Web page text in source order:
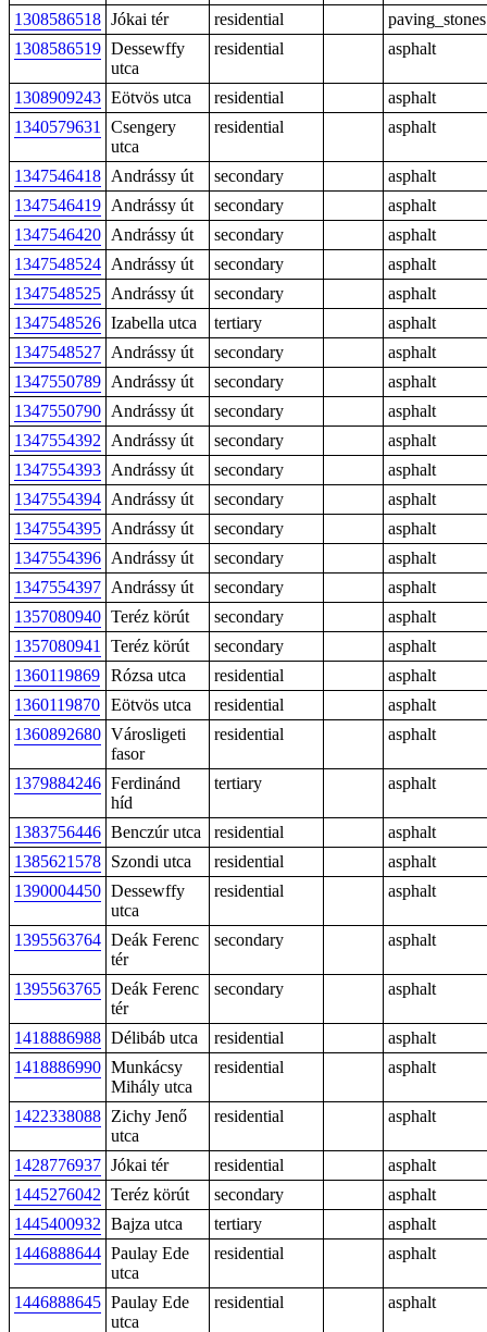
1308586518 Jókai tér residential
paving_stones
1308586519 Dessewffy
utca
residential asphalt
1308909243 Eötvös utca residential
asphalt
1340579631
Csengery
utca
residential asphalt
1347546418 Andrássy út secondary
asphalt
1347546419 Andrássy út secondary
asphalt
1347546420 Andrássy út secondary
asphalt
1347548524 Andrássy út secondary
asphalt
1347548525 Andrássy út secondary
asphalt
1347548526 Izabella utca tertiary
asphalt
1347548527 Andrássy út secondary
asphalt
1347550789 Andrássy út secondary
asphalt
1347550790 Andrássy út secondary
asphalt
1347554392
Andrássy út secondary
asphalt
1347554393 Andrássy út secondary
asphalt
1347554394 Andrássy út secondary
asphalt
1347554395 Andrássy út secondary
asphalt
1347554396 Andrássy út secondary
asphalt
1347554397 Andrássy út secondary
asphalt
1357080940 Teréz körút secondary
asphalt
1357080941
Teréz körút secondary
asphalt
1360119869 Rózsa utca residential
asphalt
1360119870 Eötvös utca residential
asphalt
1360892680 Városligeti
fasor
residential asphalt
1379884246 Ferdinánd
híd
tertiary asphalt
1383756446 Benczúr utca residential
asphalt
1385621578 Szondi utca residential
asphalt
1390004450 Dessewffy
utca
residential asphalt
1395563764 Deák Ferenc
tér
secondary asphalt
1395563765 Deák Ferenc
tér
secondary asphalt
1418886988 Délibáb utca residential
asphalt
1418886990 Munkácsy
Mihály utca
residential asphalt
1422338088 Zichy Jenő
utca
residential asphalt
1428776937 Jókai tér residential
asphalt
1445276042 Teréz körút secondary
asphalt
1445400932 Bajza utca tertiary
asphalt
1446888644 Paulay Ede
utca
residential asphalt
1446888645 Paulay Ede
utca
residential asphalt